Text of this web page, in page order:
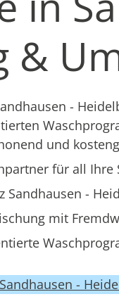
&
-
und
für all Ihre
-
mit
-